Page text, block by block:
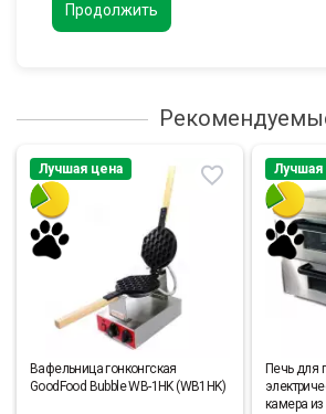
Продолжить
Лучшая цена
Вафельница гонконгская
GoodFood Bubble WB-1HK (WB1HK)
Лучшая
Печь для
камера